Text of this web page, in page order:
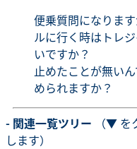
便乗質問になりま
ルに行く時はトレ
いですか？
止めたことが無い
められますか？
- 関連一覧ツリー （▼ を
します）